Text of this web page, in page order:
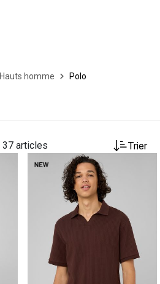
Hauts homme Polo
37 articles Trier